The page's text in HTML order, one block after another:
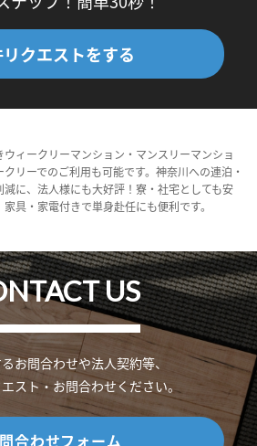
クエストをする
ィークリーマンション・マンスリーマンショ
リーでのご利用も可能です。神奈川への連泊・
に、法人様にも大好評！寮・社宅としても安
具・家電付きで単身赴任にも便利です。
US
お問合わせや法人契約等、
スト・お問合わせください。
合わせフォーム